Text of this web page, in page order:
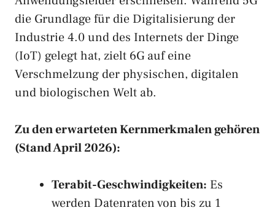
die Grundlage für die Digitalisierung der
Industrie 4.0 und des Internets der Dinge
(IoT) gelegt hat, zielt 6G auf eine
Verschmelzung der physischen, digitalen
und biologischen Welt ab.
Zu den erwarteten Kernmerkmalen gehören
(Stand April 2026):
Terabit-Geschwindigkeiten: Es
werden Datenraten von bis zu 1